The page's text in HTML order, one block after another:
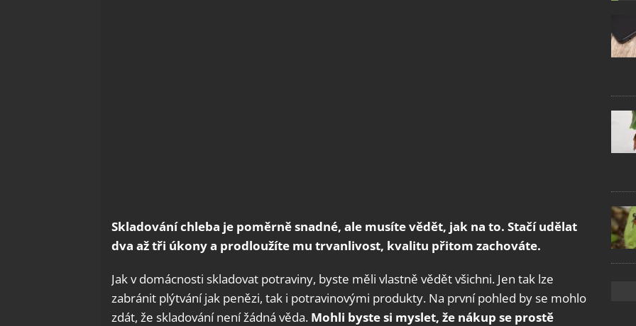
Skladování chleba je poměrně snadné, ale musíte vědět, jak na to. Stačí udělat
dva až tři úkony a prodloužíte mu trvanlivost, kvalitu přitom zachováte.
Jak v domácnosti skladovat potraviny, byste měli vlastně vědět všichni. Jen tak lze
zabránit plýtvání jak penězi, tak i potravinovými produkty. Na první pohled by se mohlo
zdát, že skladování není žádná věda. Mohli byste si myslet, že nákup se prostě